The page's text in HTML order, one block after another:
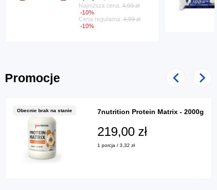
Najniższa cena: 4,99 zł
-10%
Cena regularna: 4,99 zł
-10%
Promocje Poprzedni
Obecnie brak na stanie 7nutrition Protein Matrix - 2000g
219,00 zł
1 porcja / 3,32 zł